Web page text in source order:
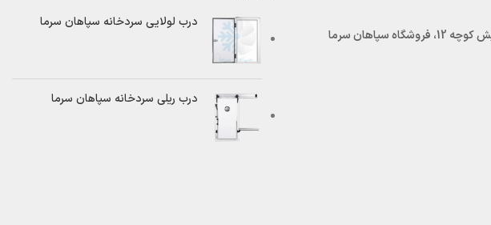
سرما
درب لولایی سردخانه سپاهان سرما
درب ریلی سردخانه سپاهان سرما